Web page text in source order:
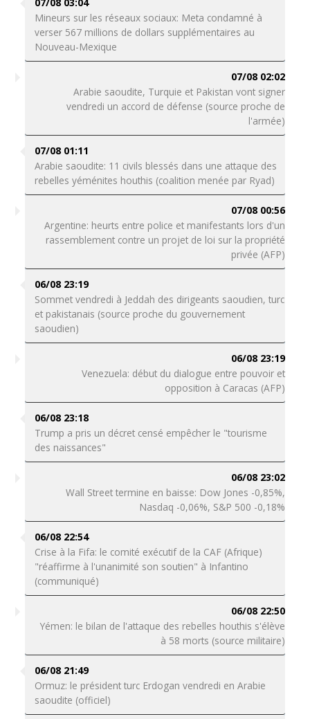
Mineurs sur les réseaux sociaux: Meta condamné à
verser 567 millions de dollars supplémentaires au
Nouveau-Mexique
07/08 02:02
Arabie saoudite, Turquie et Pakistan vont signer
vendredi un accord de défense (source proche de
l'armée)
07/08 01:11
Arabie saoudite: 11 civils blessés dans une attaque des
rebelles yéménites houthis (coalition menée par Ryad)
07/08 00:56
Argentine: heurts entre police et manifestants lors d'un
rassemblement contre un projet de loi sur la propriété
privée (AFP)
06/08 23:19
Sommet vendredi à Jeddah des dirigeants saoudien, turc
et pakistanais (source proche du gouvernement
saoudien)
06/08 23:19
Venezuela: début du dialogue entre pouvoir et
opposition à Caracas (AFP)
06/08 23:18
Trump a pris un décret censé empêcher le "tourisme
des naissances"
06/08 23:02
Wall Street termine en baisse: Dow Jones -0,85%,
Nasdaq -0,06%, S&P 500 -0,18%
06/08 22:54
Crise à la Fifa: le comité exécutif de la CAF (Afrique)
"réaffirme à l'unanimité son soutien" à Infantino
(communiqué)
06/08 22:50
Yémen: le bilan de l'attaque des rebelles houthis s'élève
à 58 morts (source militaire)
06/08 21:49
Ormuz: le président turc Erdogan vendredi en Arabie
saoudite (officiel)